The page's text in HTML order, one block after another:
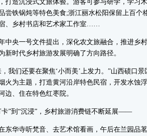
打造沉浸式文旅体验。游客可参与研学，学习
尝铁锅炖等特色美食;浙江丽水松阳保留上百个
、乡村书店和艺术家工作室……
央一号文件提出，深化农文旅融合，推进乡村
新时代乡村旅游发展明确了方向路径。
们还要在聚焦‘小而美’上发力。”山西碛口景
火为主题，打造黄河沿岸特色民宿，开发水蚀
边、住在特色红枣院。
到“沉浸”，乡村旅游消费链不断延展——
华寺听梵音、去艺术馆看画，午后在兰园品